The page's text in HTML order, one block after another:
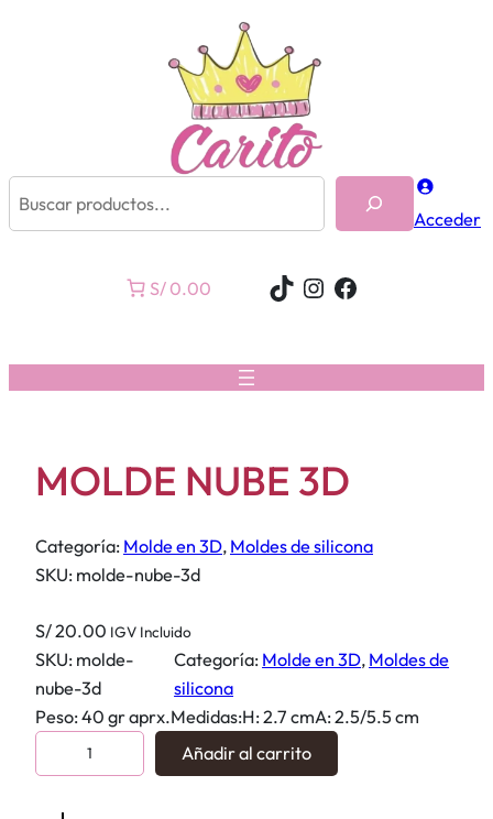
Acceder
S/ 0.00 TikTok
Instagram
Facebook
MOLDE NUBE 3D
Categoría: Molde en 3D, Moldes de silicona
SKU: molde-nube-3d
S/20.00 IGV Incluido
SKU: molde-
nube-3d
Categoría: Molde en 3D, Moldes de
silicona
Peso: 40 gr aprx.Medidas:H: 2.7 cmA: 2.5/5.5 cm
O
Añadir al carrito